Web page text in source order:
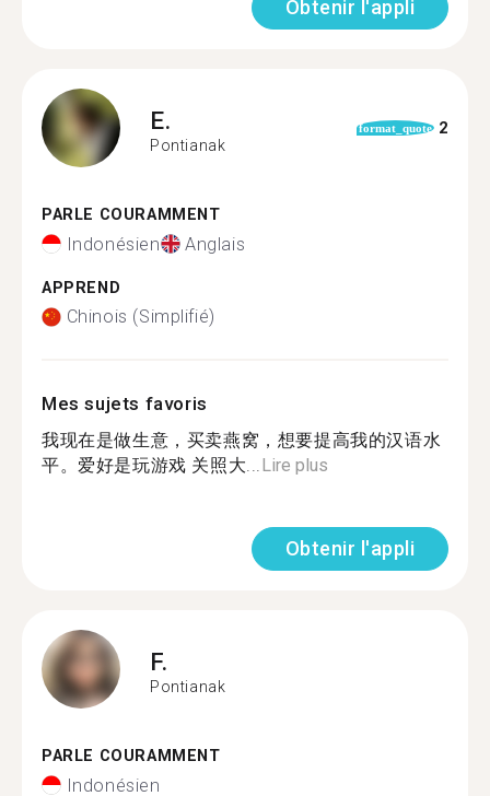
Obtenir l'appli
E.
Pontianak
format_quote 2
PARLE COURAMMENT
Indonésien Anglais
APPREND
Chinois (Simplifié)
Mes sujets favoris
我现在是做生意，买卖燕窝，想要提高我的汉语水
平。爱好是玩游戏 关照大...Lire plus
Obtenir l'appli
F.
Pontianak
PARLE COURAMMENT
Indonésien